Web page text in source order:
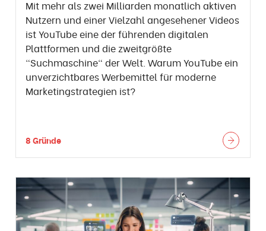
Mit mehr als zwei Milliarden monatlich aktiven
Nutzern und einer Vielzahl angesehener Videos
ist YouTube eine der führenden digitalen
Plattformen und die zweitgrößte
"Suchmaschine" der Welt. Warum YouTube ein
unverzichtbares Werbemittel für moderne
Marketingstrategien ist?
8 Gründe